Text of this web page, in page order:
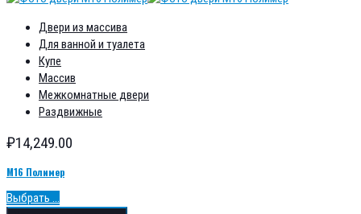
Двери из массива
Для ванной и туалета
Купе
Массив
Межкомнатные двери
Раздвижные
₽14,249.00
М16 Полимер
Выбрать ...